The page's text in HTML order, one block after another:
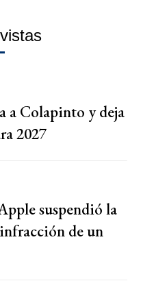
a Colapinto y deja
2027
suspendió la
de un